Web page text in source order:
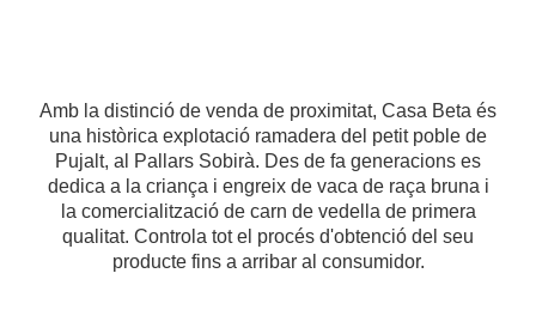
Amb la distinció de venda de proximitat, Casa Beta és
una històrica explotació ramadera del petit poble de
Pujalt, al Pallars Sobirà. Des de fa generacions es
dedica a la criança i engreix de vaca de raça bruna i
la comercialització de carn de vedella de primera
qualitat. Controla tot el procés d'obtenció del seu
producte fins a arribar al consumidor.